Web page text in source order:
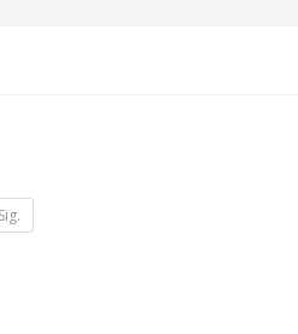
Sig.